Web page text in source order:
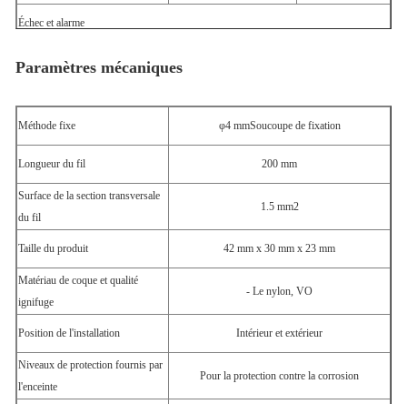
Échec et alarme
Indication de détérioration
Paramètres mécaniques
Méthode fixe φ4 mmSoucoupe de fixation
Longueur du fil 200 mm
Surface de la section transversale
du fil
1.5 mm2
Taille du produit 42 mm x 30 mm x 23 mm
Matériau de coque et qualité
ignifuge
- Le nylon, VO
Position de l'installation Intérieur et extérieur
Niveaux de protection fournis par
l'enceinte
Pour la protection contre la corrosion